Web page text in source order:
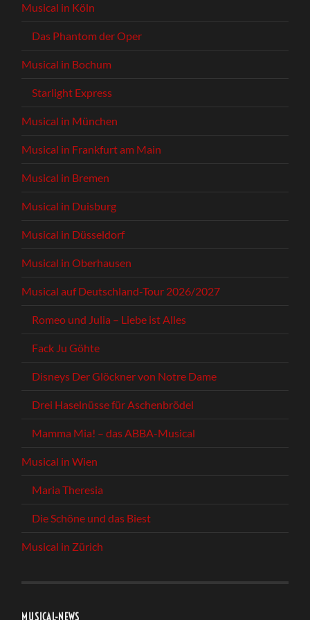
Musical in Köln
Das Phantom der Oper
Musical in Bochum
Starlight Express
Musical in München
Musical in Frankfurt am Main
Musical in Bremen
Musical in Duisburg
Musical in Düsseldorf
Musical in Oberhausen
Musical auf Deutschland-Tour 2026/2027
Romeo und Julia – Liebe ist Alles
Fack Ju Göhte
Disneys Der Glöckner von Notre Dame
Drei Haselnüsse für Aschenbrödel
Mamma Mia! – das ABBA-Musical
Musical in Wien
Maria Theresia
Die Schöne und das Biest
Musical in Zürich
MUSICAL-NEWS